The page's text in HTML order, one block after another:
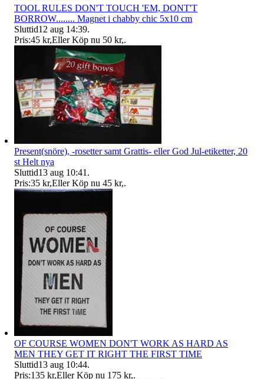
TOOL RULES DON'T TOUCH 'EM, DONT'T
BORROW........ Magnet i chabby chic 5x10 cm
Sluttid12 aug 14:39.
Pris:45 kr,Eller Köp nu 50 kr,.
Present(snöre), -rosetter samt Grattis- eller God Jul-etiketter, 20
st Helt nya
Sluttid13 aug 10:41 .
Pris:35 kr,Eller Köp nu 45 kr,.
OF COURSE WOMEN DON'T WORK AS HARD AS
MEN THEY GET IT RIGHT THE FIRST TIME
Sluttid13 aug 10:44.
Pris:135 kr,Eller Köp nu 175 kr,.